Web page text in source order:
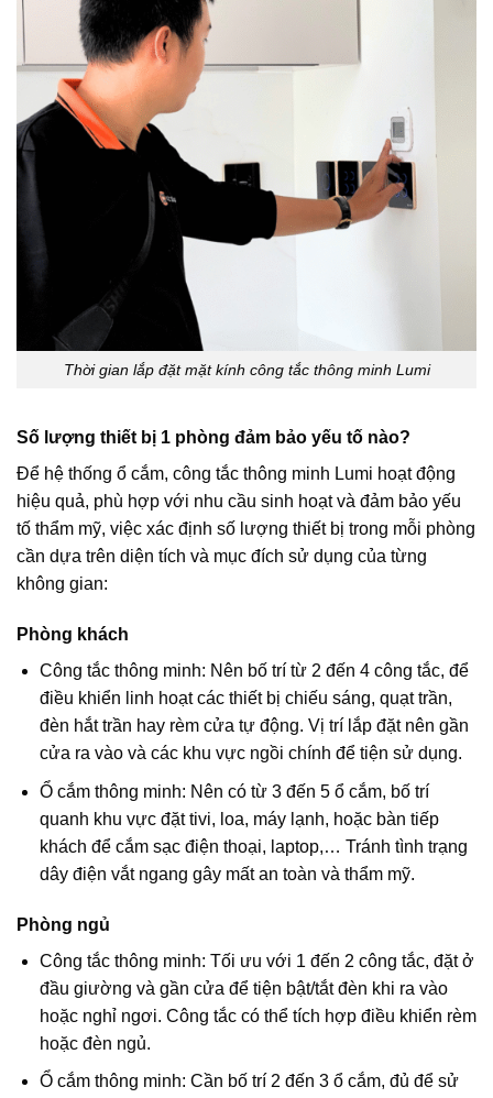
Thời gian lắp đặt mặt kính công tắc thông minh Lumi
Số lượng thiết bị 1 phòng đảm bảo yếu tố nào?
Để hệ thống ổ cắm, công tắc thông minh Lumi hoạt động
hiệu quả, phù hợp với nhu cầu sinh hoạt và đảm bảo yếu
tố thẩm mỹ, việc xác định số lượng thiết bị trong mỗi phòng
cần dựa trên diện tích và mục đích sử dụng của từng
không gian:
Phòng khách
Công tắc thông minh: Nên bố trí từ 2 đến 4 công tắc, để
điều khiển linh hoạt các thiết bị chiếu sáng, quạt trần,
đèn hắt trần hay rèm cửa tự động. Vị trí lắp đặt nên gần
cửa ra vào và các khu vực ngồi chính để tiện sử dụng.
Ổ cắm thông minh: Nên có từ 3 đến 5 ổ cắm, bố trí
quanh khu vực đặt tivi, loa, máy lạnh, hoặc bàn tiếp
khách để cắm sạc điện thoại, laptop,… Tránh tình trạng
dây điện vắt ngang gây mất an toàn và thẩm mỹ.
Phòng ngủ
Công tắc thông minh: Tối ưu với 1 đến 2 công tắc, đặt ở
đầu giường và gần cửa để tiện bật/tắt đèn khi ra vào
hoặc nghỉ ngơi. Công tắc có thể tích hợp điều khiển rèm
hoặc đèn ngủ.
Ổ cắm thông minh: Cần bố trí 2 đến 3 ổ cắm, đủ để sử